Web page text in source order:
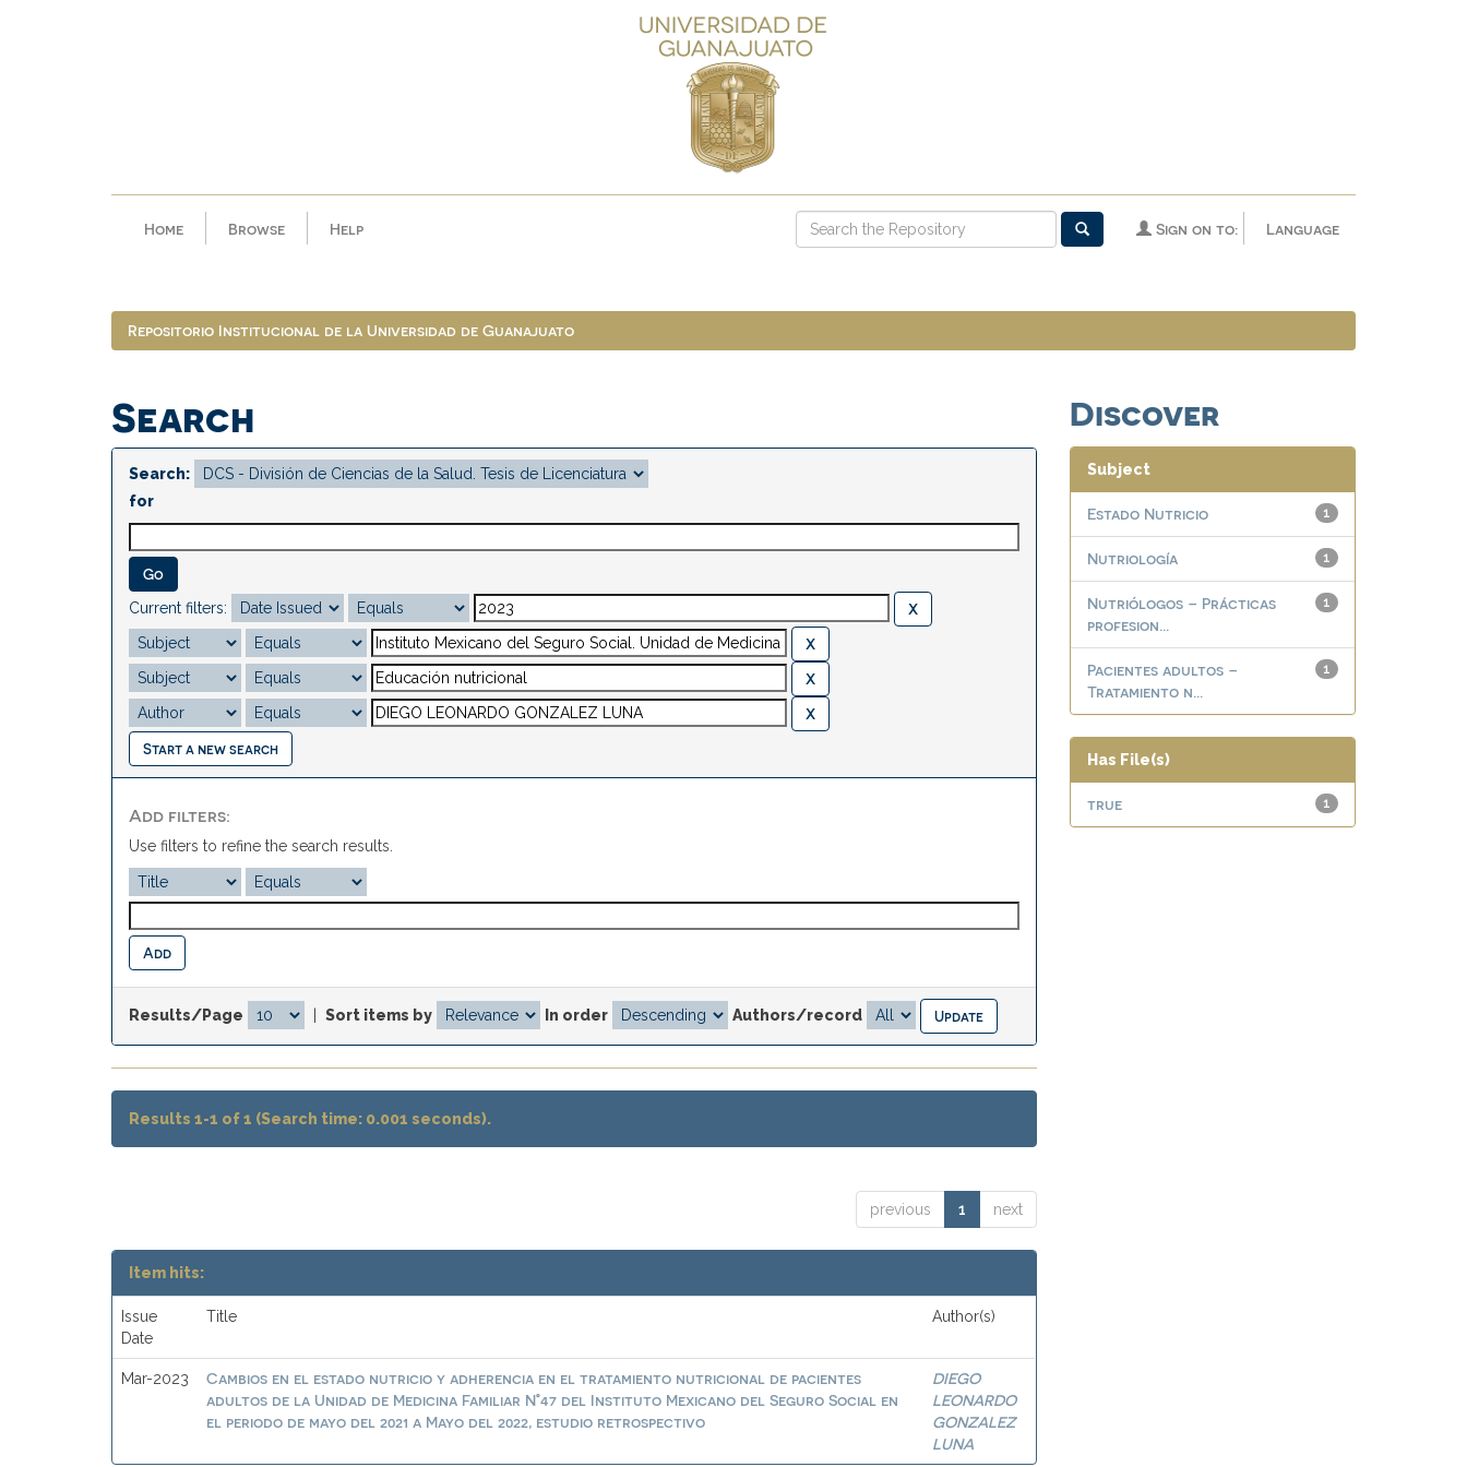
Home Browse Help Language
Sign on to:
Repositorio Institucional de la Universidad de Guanajuato
Search
Search:
for
Current filters:
Start a new search
Add filters:
Use filters to refine the search results.
Results/Page Sort items by In order Authors/record
Results 1-1 of 1 (Search time: 0.001 seconds).
previous 1 next
Item hits:
Issue
Date
Title Author(s)
Mar-2023
Cambios en el estado nutricio y adherencia en el tratamiento nutricional de pacientes
adultos de la Unidad de Medicina Familiar N°47 del Instituto Mexicano del Seguro Social en
el periodo de mayo del 2021 a Mayo del 2022, estudio retrospectivo
DIEGO
LEONARDO
GONZALEZ
LUNA
Discover
Subject
1
Estado Nutricio
1
Nutriología
1
Nutriólogos – Prácticas
profesion...
1
Pacientes adultos –
Tratamiento n...
Has File(s)
1
true